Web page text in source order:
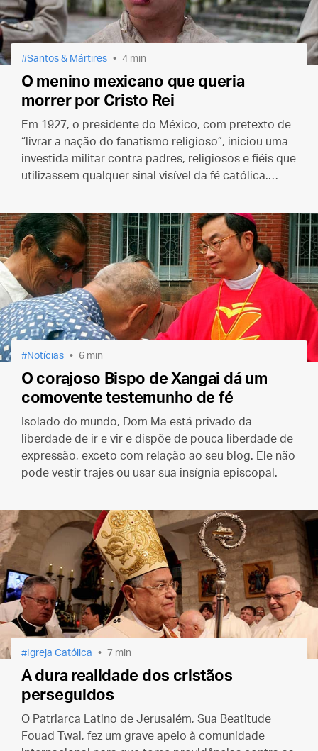
Santos & Mártires 4 min
O menino mexicano que queria
morrer por Cristo Rei
Em 1927, o presidente do México, com pretexto de
“livrar a nação do fanatismo religioso”, iniciou uma
investida militar contra padres, religiosos e fiéis que
utilizassem qualquer sinal visível da fé católica.
del Río.
Notícias 6 min
O corajoso Bispo de Xangai dá um
comovente testemunho de fé
Isolado do mundo, Dom Ma está privado da
liberdade de ir e vir e dispõe de pouca liberdade de
expressão, exceto com relação ao seu blog. Ele não
pode vestir trajes ou usar sua insígnia episcopal.
Igreja Católica 7 min
A dura realidade dos cristãos
perseguidos
O Patriarca Latino de Jerusalém, Sua Beatitude
Fouad Twal, fez um grave apelo à comunidade